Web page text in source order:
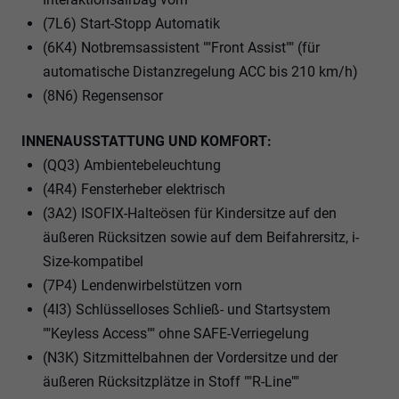
(7L6) Start-Stopp Automatik
(6K4) Notbremsassistent ""Front Assist"" (für
automatische Distanzregelung ACC bis 210 km/h)
(8N6) Regensensor
INNENAUSSTATTUNG UND KOMFORT:
(QQ3) Ambientebeleuchtung
(4R4) Fensterheber elektrisch
(3A2) ISOFIX-Halteösen für Kindersitze auf den
äußeren Rücksitzen sowie auf dem Beifahrersitz, i-
Size-kompatibel
(7P4) Lendenwirbelstützen vorn
(4I3) Schlüsselloses Schließ- und Startsystem
""Keyless Access"" ohne SAFE-Verriegelung
(N3K) Sitzmittelbahnen der Vordersitze und der
äußeren Rücksitzplätze in Stoff ""R-Line""